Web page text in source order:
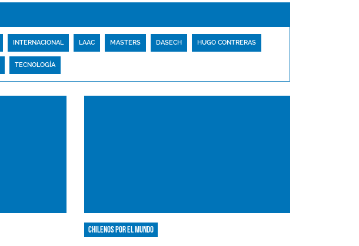
INTERNACIONAL LAAC MASTERS DASECH HUGO CONTRERAS
TECNOLOGÍA
Chilenos por el mundo